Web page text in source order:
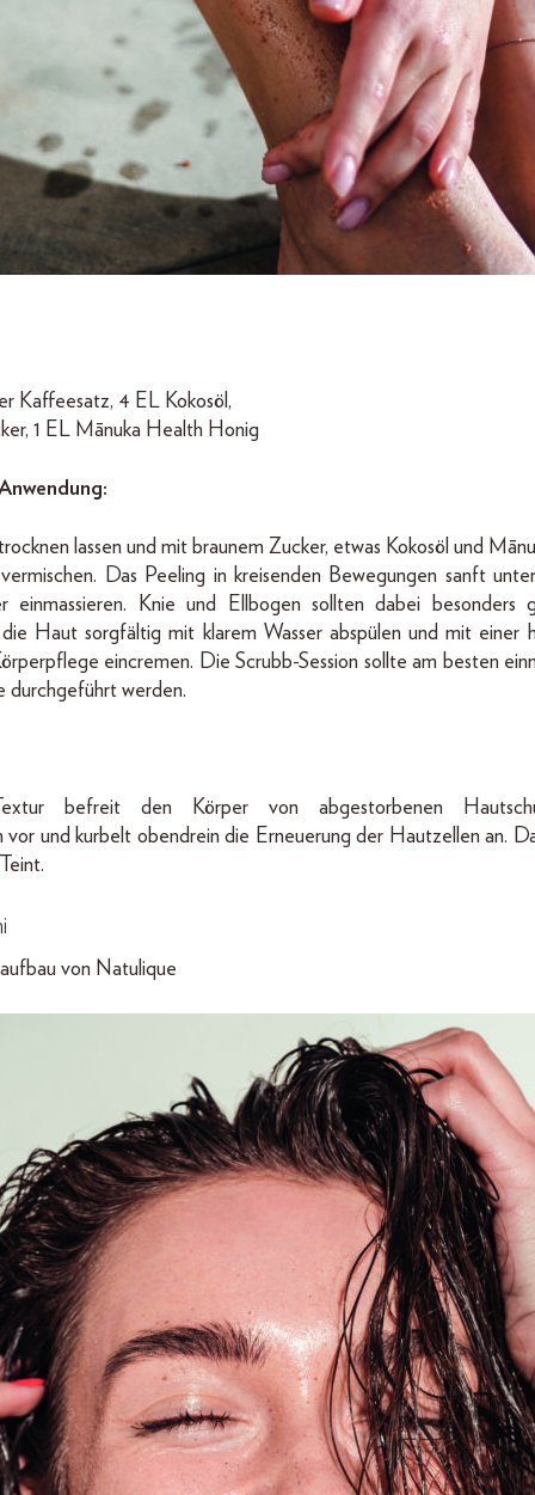
Kaffeesatz, 4 EL Kokosöl,
1 EL Mānuka Health Honig
lassen und mit braunem Zucker, etwas Kokosöl und
Das Peeling in kreisenden Bewegungen sanft
einmassieren. Knie und Ellbogen sollten dabei besonders
Haut sorgfältig mit klarem Wasser abspülen und mit einer
eincremen. Die Scrubb-Session sollte am besten
durchgeführt werden.
befreit den Körper von abgestorbenen
und kurbelt obendrein die Erneuerung der Hautzellen an.
von Natulique